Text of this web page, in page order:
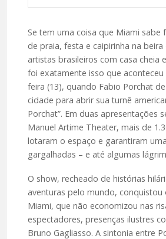
Se tem uma coisa que Miami sabe
de praia, festa e caipirinha na
artistas brasileiros com casa cheia
foi exatamente isso que
feira (13), quando Fabio Porchat
cidade para abrir sua turnê
Porchat”. Em duas apresentações
Manuel Artime Theater, mais de
lotaram o espaço e garantiram
gargalhadas – e até algumas
O show, recheado de histórias
aventuras pelo mundo, conquistou
Miami, que não economizou nas
espectadores, presenças ilustres
Bruno Gagliasso. A sintonia entre